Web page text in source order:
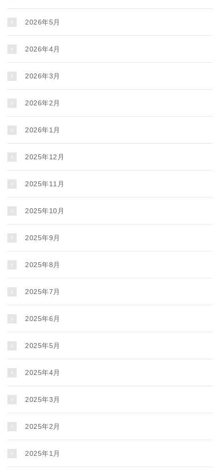
2026年5月
2026年4月
2026年3月
2026年2月
2026年1月
2025年12月
2025年11月
2025年10月
2025年9月
2025年8月
2025年7月
2025年6月
2025年5月
2025年4月
2025年3月
2025年2月
2025年1月